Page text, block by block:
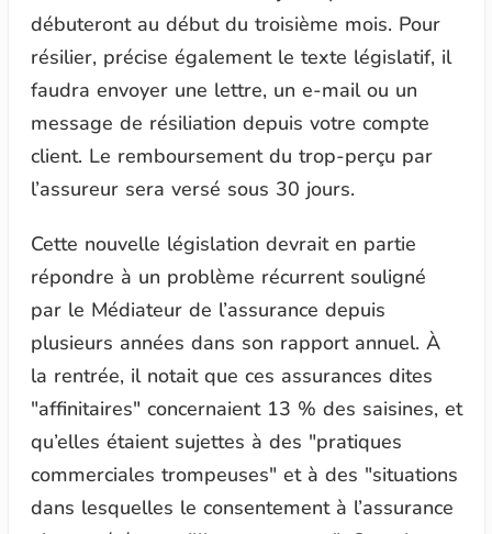
débuteront au début du troisième mois. Pour
résilier, précise également le texte législatif, il
faudra envoyer une lettre, un e-mail ou un
message de résiliation depuis votre compte
client. Le remboursement du trop-perçu par
l’assureur sera versé sous 30 jours.
Cette nouvelle législation devrait en partie
répondre à un problème récurrent souligné
par le Médiateur de l’assurance depuis
plusieurs années dans son rapport annuel. À
la rentrée, il notait que ces assurances dites
"affinitaires" concernaient 13 % des saisines, et
qu’elles étaient sujettes à des "pratiques
commerciales trompeuses" et à des "situations
dans lesquelles le consentement à l’assurance